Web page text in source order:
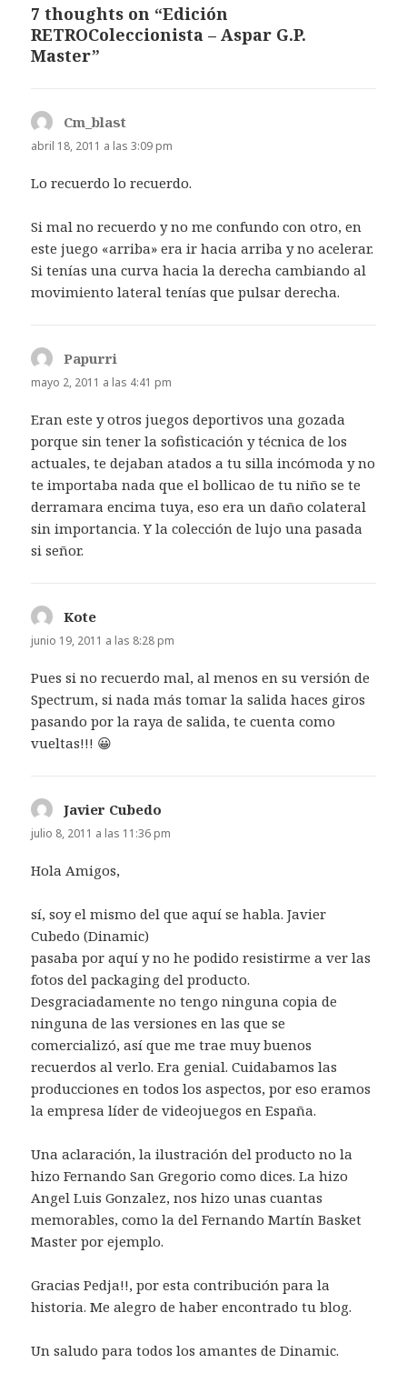
7 thoughts on “Edición
RETROColeccionista – Aspar G.P.
Master”
Cm_blast
abril 18, 2011 a las 3:09 pm
Lo recuerdo lo recuerdo.
Si mal no recuerdo y no me confundo con otro, en
este juego «arriba» era ir hacia arriba y no acelerar.
Si tenías una curva hacia la derecha cambiando al
movimiento lateral tenías que pulsar derecha.
Papurri
mayo 2, 2011 a las 4:41 pm
Eran este y otros juegos deportivos una gozada
porque sin tener la sofisticación y técnica de los
actuales, te dejaban atados a tu silla incómoda y no
te importaba nada que el bollicao de tu niño se te
derramara encima tuya, eso era un daño colateral
sin importancia. Y la colección de lujo una pasada
si señor.
Kote
junio 19, 2011 a las 8:28 pm
Pues si no recuerdo mal, al menos en su versión de
Spectrum, si nada más tomar la salida haces giros
pasando por la raya de salida, te cuenta como
vueltas!!! 😀
Javier Cubedo
julio 8, 2011 a las 11:36 pm
Hola Amigos,
sí, soy el mismo del que aquí se habla. Javier
Cubedo (Dinamic)
pasaba por aquí y no he podido resistirme a ver las
fotos del packaging del producto.
Desgraciadamente no tengo ninguna copia de
ninguna de las versiones en las que se
comercializó, así que me trae muy buenos
recuerdos al verlo. Era genial. Cuidabamos las
producciones en todos los aspectos, por eso eramos
la empresa líder de videojuegos en España.
Una aclaración, la ilustración del producto no la
hizo Fernando San Gregorio como dices. La hizo
Angel Luis Gonzalez, nos hizo unas cuantas
memorables, como la del Fernando Martín Basket
Master por ejemplo.
Gracias Pedja!!, por esta contribución para la
historia. Me alegro de haber encontrado tu blog.
Un saludo para todos los amantes de Dinamic.